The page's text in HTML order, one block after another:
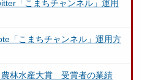
「こまちチャンネル」運用
「こまちチャンネル」運用方
農林水産大賞 受賞者の業績